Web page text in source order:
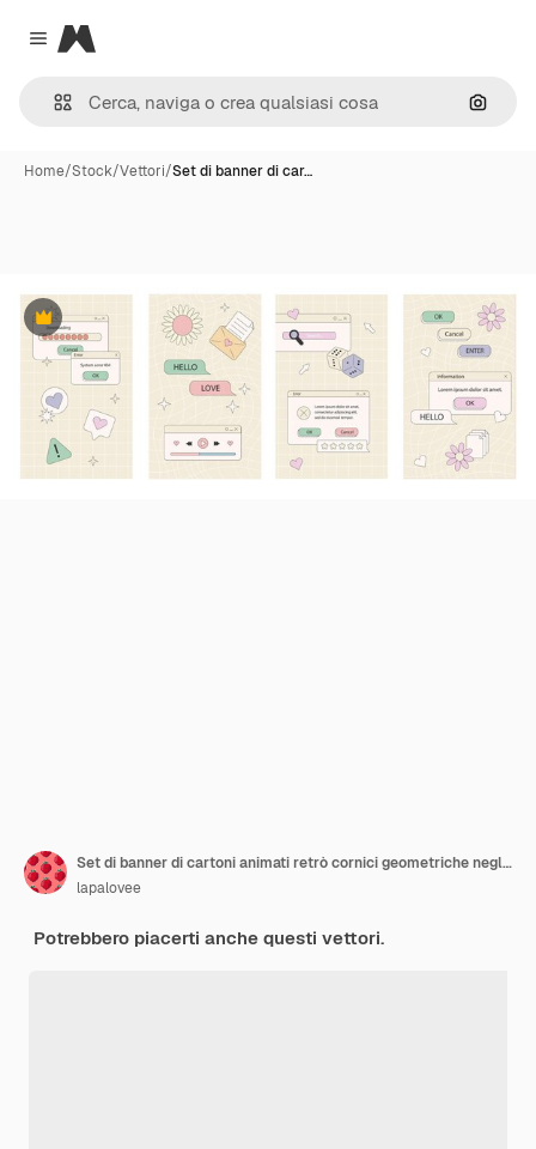
Close menu
Magnific
Cerca
Home/Stock/Vettori/Set di banner di car…
Premium
Set di banner di cartoni animati retrò cornici geometriche negli anni '90 in stile Memphis elementi dell'interfaccia utente icone
lapalovee
Potrebbero piacerti anche questi vettori.